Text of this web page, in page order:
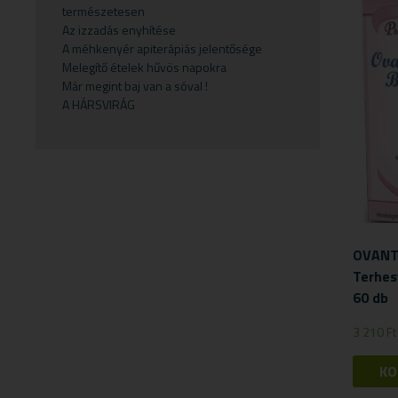
60 db
3 210Ft
Gyermekvállalás
Gyümölcspüré
Mosószerek
Napozószerek
Fejfájás
Felfázás
Fogínyvédelem
Gyomor és nyálkahártya védők
Testápolók
Tusfürdő
Szirupok
Üdítők
természetesen
Az izzadás enyhítése
A méhkenyér apiterápiás jelentősége
Melegítő ételek hűvös napokra
Már megint baj van a sóval !
A HÁRSVIRÁG